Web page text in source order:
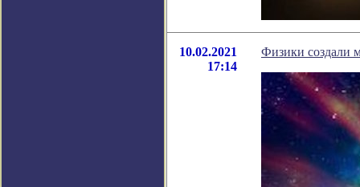
10.02.2021
17:14
Физики создали